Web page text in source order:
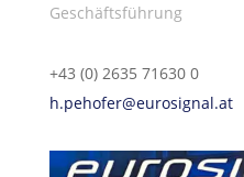
Geschäftsführung
+43 (0) 2635 71630 0
h.pehofer@eurosignal.at